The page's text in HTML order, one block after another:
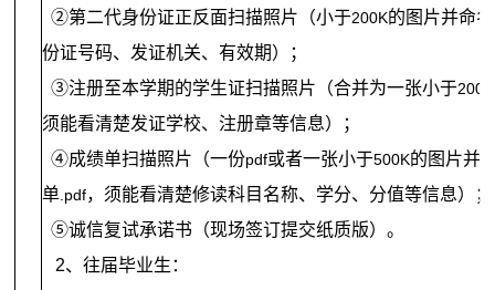
②第二代身份证正反面扫描照片（小于200K的图片并命
份证号码、发证机关、有效期）；
③注册至本学期的学生证扫描照片（合并为一张小于200K
须能看清楚发证学校、注册章等信息）；
④成绩单扫描照片（一份pdf或者一张小于500K的图片并
单 .pdf，须能看清楚修读科目名称、学分、分值等信息）；
⑤诚信复试承诺书（现场签订提交纸质版）。
2、往届毕业生：